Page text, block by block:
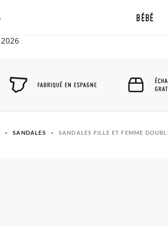
BÉBÉ
FABRIQUÉ EN ESPAGNE
SANDALES SANDALES FILLE ET FEMME